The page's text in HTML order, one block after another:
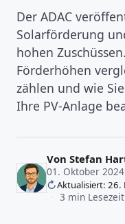
Der ADAC
Solarförderung
hohen
Förderhöhen
zählen und wie
Ihre PV-Anlage
Von Stefan
01. Oktober 2024
Aktualisiert: 26.
3 min Lesezeit